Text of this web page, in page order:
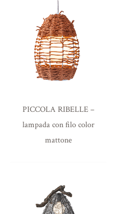
PICCOLA RIBELLE –
lampada con filo color
mattone